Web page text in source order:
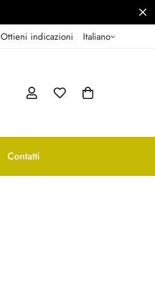
Ottieni il 10% di Sconto sul tuo 1°
Ottieni indicazioni Italiano
Contatti